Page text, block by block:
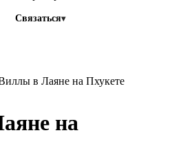
Связаться
в Лаяне на Пхукете
на